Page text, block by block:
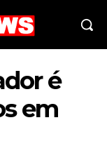
é
em